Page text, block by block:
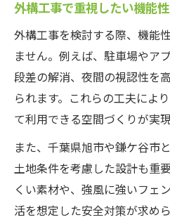
外構工事で重視したい機能
外構工事を検討する際、機能
ません。例えば、駐車場やア
段差の解消、夜間の視認性を
られます。これらの工夫によ
て利用できる空間づくりが実現
また、千葉県旭市や鎌ケ谷市
土地条件を考慮した設計も重
くい素材や、強風に強いフェ
活を想定した安全対策が求め